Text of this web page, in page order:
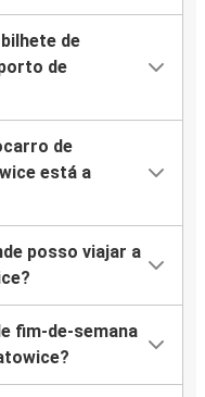
de
de
de
está a
posso viajar a
fim-de-semana